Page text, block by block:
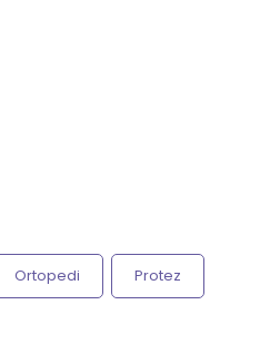
Ortopedi Protez